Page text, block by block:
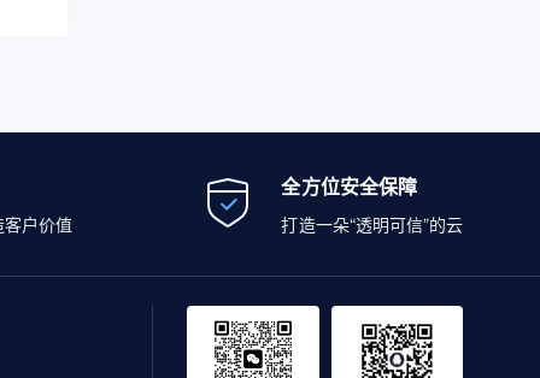
户价值
全方位安全保障
打造一朵“透明可信”的云